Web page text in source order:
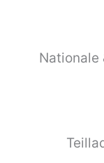
Nationale